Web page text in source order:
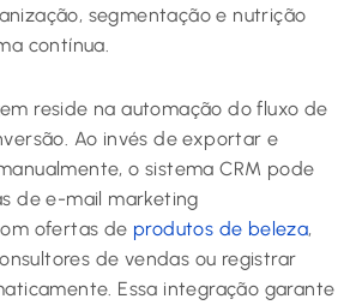
segmentação e nutrição
contínua.
reside na automação do fluxo de
Ao invés de exportar e
o sistema CRM pode
de e-mail marketing
ofertas de produtos de beleza,
de vendas ou registrar
Essa integração garante